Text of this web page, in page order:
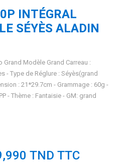
INTÉGRAL
SÉYÈS ALADIN
Grand Modèle Grand Carreau :
- Type de Réglure : Séyès(grand
: 21*29.7cm - Grammage : 60g -
- Thème : Fantaisie - GM: grand
TND TTC